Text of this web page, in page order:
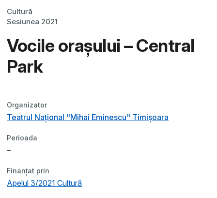
Cultură
Sesiunea 2021
Vocile orașului – Central
Park
Organizator
Teatrul Național "Mihai Eminescu" Timișoara
Perioada
–
Finanțat prin
Apelul 3/2021 Cultură